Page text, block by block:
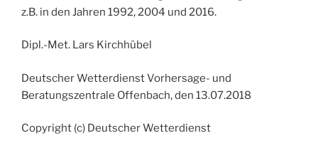
z.B. in den Jahren 1992, 2004 und 2016.
Dipl.-Met. Lars Kirchhübel
Deutscher Wetterdienst Vorhersage- und
Beratungszentrale Offenbach, den 13.07.2018
Copyright (c) Deutscher Wetterdienst